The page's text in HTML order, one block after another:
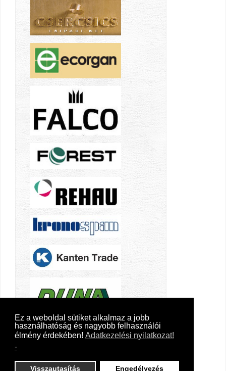
Ez a weboldal sütiket alkalmaz a jobb
használhatóság és nagyobb felhasználói
élmény érdekében! Adatkezelési nyilatkozat!
-
Visszautasítás Engedélyezés